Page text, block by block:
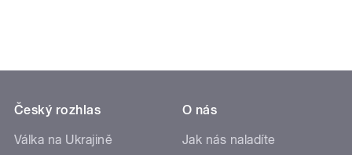
Český rozhlas
Válka na Ukrajině
O nás
Jak nás naladíte